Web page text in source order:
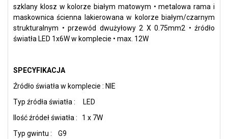
szklany klosz w kolorze białym matowym • metalowa rama i
maskownica ścienna lakierowana w kolorze białym/czarnym
strukturalnym • przewód dwużyłowy 2 X 0.75mm2 • źródło
światła LED 1x6W w komplecie • max. 12W
SPECYFIKACJA
Źródło światła w komplecie : NIE
Typ źródła światła : LED
Ilość źródeł światła : 1 x 7W
Typ gwintu : G9